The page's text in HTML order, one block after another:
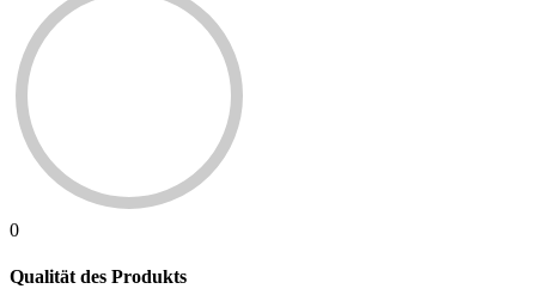
0
Qualität des Produkts